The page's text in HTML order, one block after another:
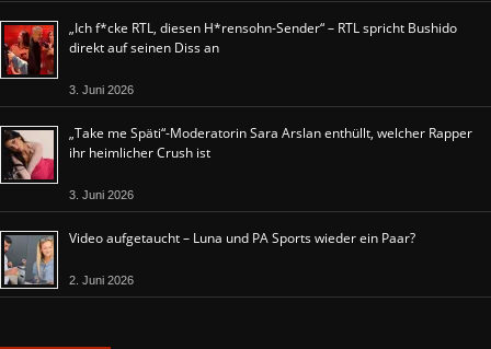
„Ich f*cke RTL, diesen H*rensohn-Sender“ – RTL spricht Bushido
direkt auf seinen Diss an
3. Juni 2026
„Take me Späti“-Moderatorin Sara Arslan enthüllt, welcher Rapper
ihr heimlicher Crush ist
3. Juni 2026
Video aufgetaucht – Luna und PA Sports wieder ein Paar?
2. Juni 2026